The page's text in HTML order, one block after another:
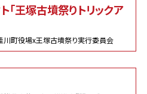
「王塚古墳祭りトリックア
町役場x王塚古墳祭り実行委員会